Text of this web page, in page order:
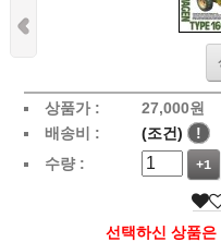
상품가 : 27,000원
배송비 :
(조건)
!
수량 :
+1
선택하신 상품